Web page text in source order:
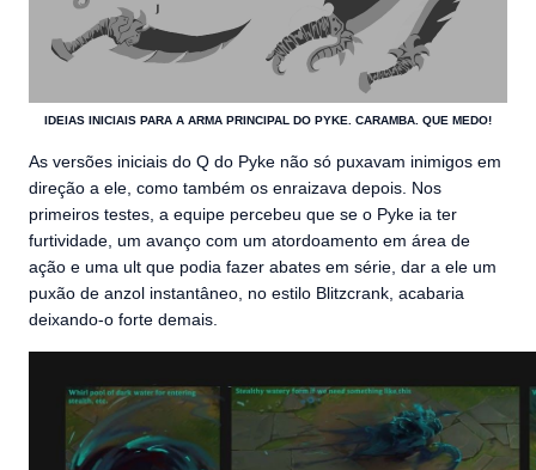
IDEIAS INICIAIS PARA A ARMA PRINCIPAL DO PYKE. CARAMBA. QUE MEDO!
As versões iniciais do Q do Pyke não só puxavam inimigos em
direção a ele, como também os enraizava depois. Nos
primeiros testes, a equipe percebeu que se o Pyke ia ter
furtividade, um avanço com um atordoamento em área de
ação e uma ult que podia fazer abates em série, dar a ele um
puxão de anzol instantâneo, no estilo Blitzcrank, acabaria
deixando-o forte demais.